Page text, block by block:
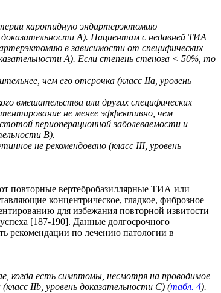
каротидную эндартерэктомию
доказательности A). Пациентам с недавней ТИА
в зависимости от специфических
A). Если степень стеноза < 50%, то
чем его отсрочка (класс IIa, уровень
вмешательства или других специфических
не менее эффективно, чем
периоперационной заболеваемости и
B).
не рекомендовано (класс III, уровень
повторные вертебробазиллярные ТИА или
концентрическое, гладкое, фиброзное
для избежания повторной извитости
[187-190]. Данные долгосрочного
рекомендации по лечению патологии в
когда есть симптомы, несмотря на проводимое
IIb, уровень доказательности C) (табл. 4).